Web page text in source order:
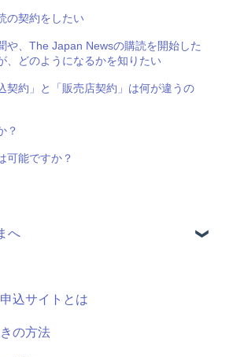
の契約をしたい
や、The Japan Newsの購読を開始した
、どのようになるかを知りたい
契約」と「販売店契約」は何が違うの
？
可能ですか？
へ
込サイトとは
の方法